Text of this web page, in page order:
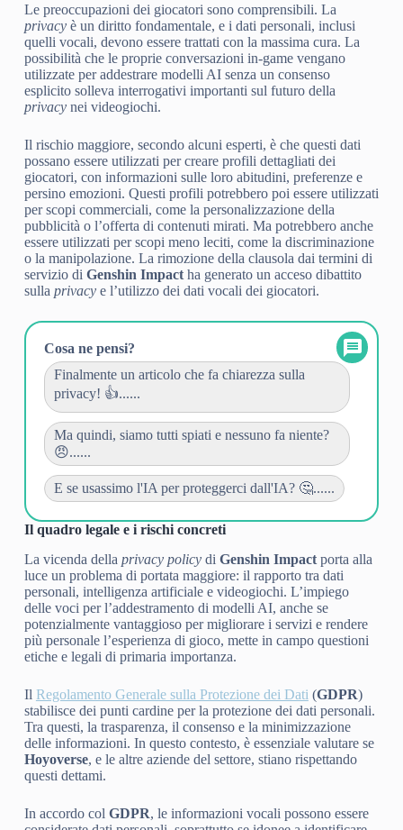
Le preoccupazioni dei giocatori sono comprensibili. La
privacyè un diritto fondamentale, e i dati personali, inclusi
quelli vocali, devono essere trattati con la massima cura. La
possibilità che le proprie conversazioni in-game vengano
utilizzate per addestrare modelli AI senza un consenso
esplicito solleva interrogativi importanti sul futuro della
privacynei videogiochi.
Il rischio maggiore, secondo alcuni esperti, è che questi dati
possano essere utilizzati per creare profili dettagliati dei
giocatori, con informazioni sulle loro abitudini, preferenze e
persino emozioni. Questi profili potrebbero poi essere utilizzati
per scopi commerciali, come la personalizzazione della
pubblicità o l’offerta di contenuti mirati. Ma potrebbero anche
essere utilizzati per scopi meno leciti, come la discriminazione
o la manipolazione. La rimozione della clausola dai termini di
servizio di Genshin Impactha generato un acceso dibattito
sulla privacye l’utilizzo dei dati vocali dei giocatori.
Cosa ne pensi?
Finalmente un articolo che fa chiarezza sulla
privacy! 👍......
Ma quindi, siamo tutti spiati e nessuno fa niente?
😠......
E se usassimo l'IA per proteggerci dall'IA? 🤔......
Il quadro legale e i rischi concreti
La vicenda della privacy policydi Genshin Impactporta alla
luce un problema di portata maggiore: il rapporto tra dati
personali, intelligenza artificiale e videogiochi. L’impiego
delle voci per l’addestramento di modelli AI, anche se
potenzialmente vantaggioso per migliorare i servizi e rendere
più personale l’esperienza di gioco, mette in campo questioni
etiche e legali di primaria importanza.
Il Regolamento Generale sulla Protezione dei Dati (GDPR)
stabilisce dei punti cardine per la protezione dei dati personali.
Tra questi, la trasparenza, il consenso e la minimizzazione
delle informazioni. In questo contesto, è essenziale valutare se
Hoyoverse, e le altre aziende del settore, stiano rispettando
questi dettami.
In accordo col GDPR, le informazioni vocali possono essere